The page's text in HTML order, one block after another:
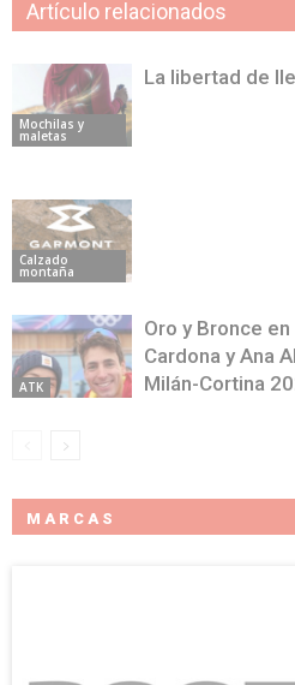
Artículo relacionados
Mochilas y
maletas
La libertad de
Calzado
montaña
ATK
Oro y Bronce
Cardona y Ana
Milán-Cortina
MARCAS